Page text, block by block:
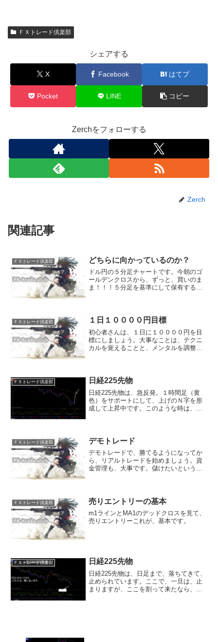
ＦＸトレード倶楽部
シェアする
X Facebook はてブ
Pocket LINE コピー
Zerchをフォローする
Zerch
関連記事
ＦＸトレード倶楽部 どちらに向かっているのか？
ドル円の５分足チャートです。今朝のゴ
ールデンクロスから、ずっと、買いのま
ま！！！５分足を基準にして保有する作
長期と短期の線が、ゴール...
ＦＸトレード倶楽部 １日１００００円目標
初心者さんは、１日に１００００円を目
標にしましょう。大事なことは、テクニ
カルを覚えることと、メンタルを調整で
まで、待てるメンタル。利...
ＦＸトレード倶楽部 日経225先物
日経225先物は、急反発。１時間足（黄
色）をサポートにして、上げのＮ字を形
成して上昇中です。このような時は、４
では上昇。と、なってい...
ＦＸトレード倶楽部 デモトレード
デモトレードで、勝てるようになってか
ら、リアルトレードを始めましょう。資
金管理も、大事です。儲けたいという気
ＦＸトレード倶楽部 売りエントリーの基本
m1ラインとMA1のデッドクロスを見て、
売りエントリーこれが、基本です。
ＦＸトレード倶楽部 日経225先物
日経225先物は、日足まで、落ちてきて、
止められています。ここで、一旦は、止
まりますが、ここを割って来たなら、日